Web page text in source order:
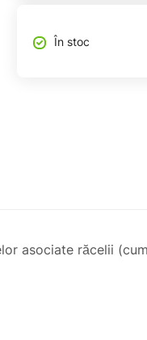
În stoc
asociate răcelii